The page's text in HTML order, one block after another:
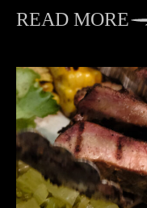
READ MORE